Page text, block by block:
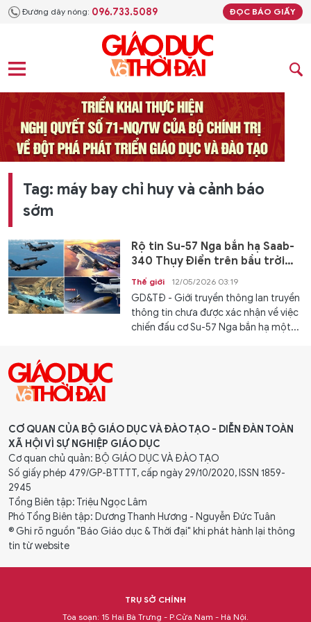
Đường dây nóng: 096.733.5089 ĐỌC BÁO GIẤY
Tag: máy bay chỉ huy và cảnh báo
sớm
Rộ tin Su-57 Nga bắn hạ Saab-
340 Thụy Điển trên bầu trời
Ukraine
Thế giới 12/05/2026 03:19
GD&TĐ - Giới truyền thông lan truyền
thông tin chưa được xác nhận về việc
chiến đấu cơ Su-57 Nga bắn hạ một...
CƠ QUAN CỦA BỘ GIÁO DỤC VÀ ĐÀO TẠO - DIỄN ĐÀN TOÀN
XÃ HỘI VÌ SỰ NGHIỆP GIÁO DỤC
Cơ quan chủ quản: BỘ GIÁO DỤC VÀ ĐÀO TẠO
Số giấy phép 479/GP-BTTTT, cấp ngày 29/10/2020, ISSN 1859-
2945
Tổng Biên tập: Triệu Ngọc Lâm
Phó Tổng Biên tập: Dương Thanh Hương - Nguyễn Đức Tuân
® Ghi rõ nguồn "Báo Giáo dục & Thời đại" khi phát hành lại thông
tin từ website
TRỤ SỞ CHÍNH
Tòa soạn: 15 Hai Bà Trưng - P.Cửa Nam - Hà Nội.